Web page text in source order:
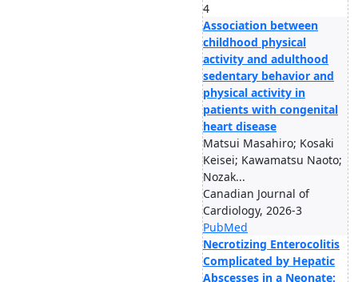
4
Association between
childhood physical
activity and adulthood
sedentary behavior and
physical activity in
patients with congenital
heart disease
Matsui Masahiro; Kosaki
Keisei; Kawamatsu Naoto;
Nozak...
Canadian Journal of
Cardiology, 2026-3
PubMed
Necrotizing Enterocolitis
Complicated by Hepatic
Abscesses in a Neonate: